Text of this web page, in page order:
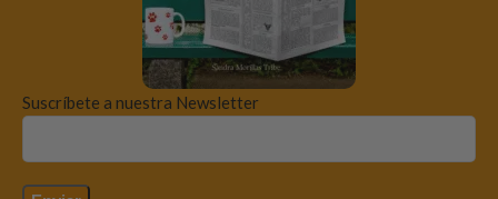
Suscríbete a nuestra Newsletter